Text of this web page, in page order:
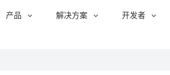
产品 解决方案 开发者